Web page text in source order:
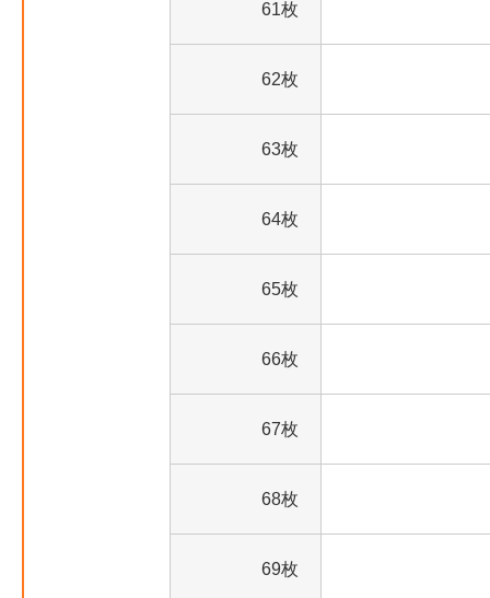
61枚
62枚
63枚
64枚
65枚
66枚
67枚
68枚
69枚